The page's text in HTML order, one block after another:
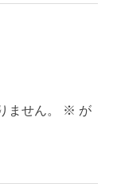
ません。 ※ が